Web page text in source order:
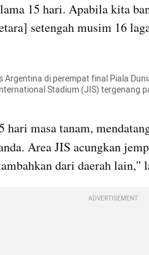
15 hari. Apabila kita
setengah musim 16
Argentina di perempat final Piala
Stadium (JIS) tergenang
hari masa tanam,
Area JIS acungkan
dari daerah lain,''
ADVERTISEMENT